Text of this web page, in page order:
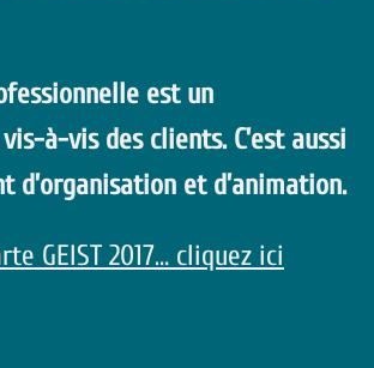
est un
à-vis des clients. C’est aussi
d’organisation et d’animation.
GEIST 2017… cliquez ici